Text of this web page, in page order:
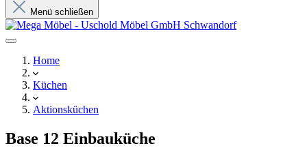
Menü schließen
Home
Küchen
Aktionsküchen
Base 12 Einbauküche